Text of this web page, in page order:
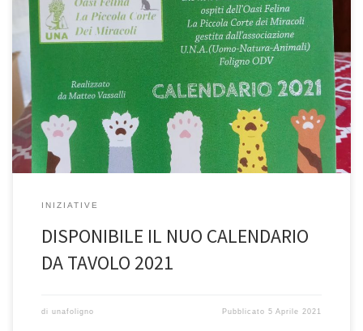
INIZIATIVE
DISPONIBILE IL NUO CALENDARIO
DA TAVOLO 2021
di unafoligno Pubblicato5 Aprile 2021